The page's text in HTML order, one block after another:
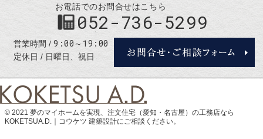
お電話でのお問合せはこちら
052-736-5299
営業時間 9:00～19:00
定休日 日曜日、祝日
© 2021 夢のマイホームを実現、 注文住宅（愛知・名古屋）の工務店なら
KOKETSUA.D.｜コウケツ 建築設計にご相談ください。